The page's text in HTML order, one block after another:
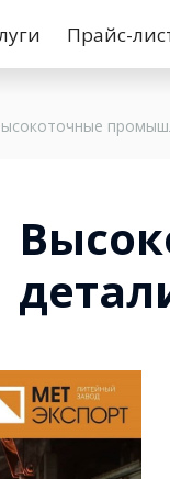
Прайс-